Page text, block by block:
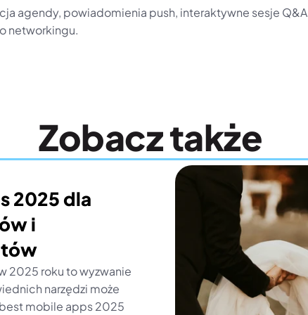
agendy, powiadomienia push, interaktywne sesje
networkingu.
Zobacz także
2025 dla
i
2025 roku to wyzwanie
narzędzi może
mobile apps 2025